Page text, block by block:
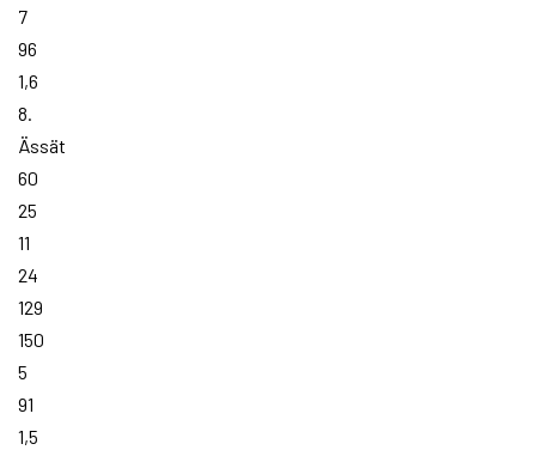
7
96
1,6
8.
Ässät
60
25
11
24
129
150
5
91
1,5